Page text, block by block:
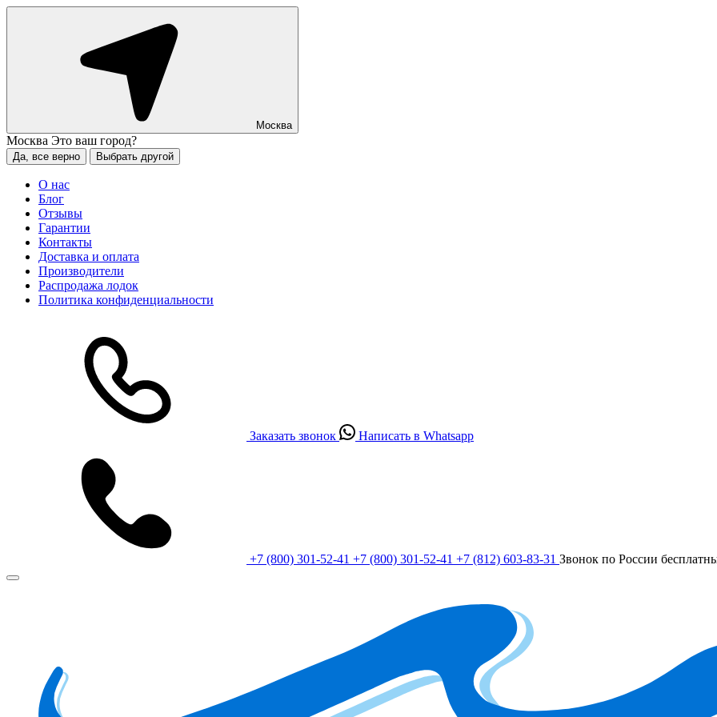
Москва
Москва Это ваш город?
Да, все верно Выбрать другой
О нас
Блог
Отзывы
Гарантии
Контакты
Доставка и оплата
Производители
Распродажа лодок
Политика конфиденциальности
Заказать звонок Написать в Whatsapp
+7 (800) 301-52-41 +7 (800) 301-52-41 +7 (812) 603-83-31 Звонок по России